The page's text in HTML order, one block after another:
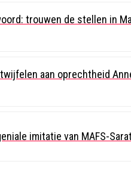
trouwen de stellen in
aan oprechtheid
imitatie van MAFS-